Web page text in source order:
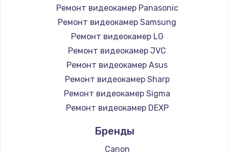
Ремонт видеокамер Panasonic
Ремонт видеокамер Samsung
Ремонт видеокамер LG
Ремонт видеокамер JVC
Ремонт видеокамер Asus
Ремонт видеокамер Sharp
Ремонт видеокамер Sigma
Ремонт видеокамер DEXP
Бренды
Canon